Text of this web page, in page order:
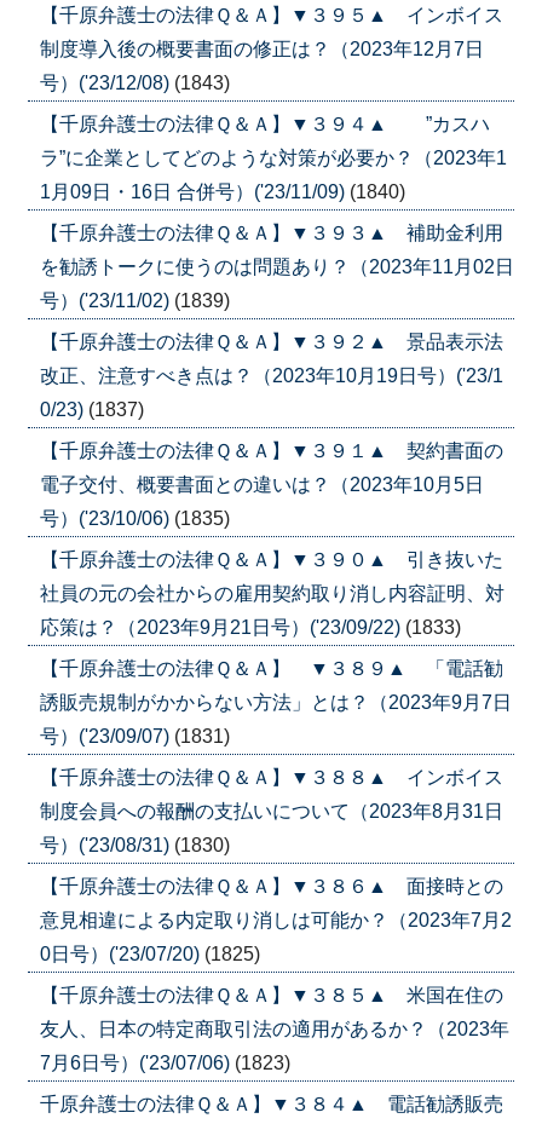
【千原弁護士の法律Ｑ＆Ａ】▼３９５▲ インボイス
制度導入後の概要書面の修正は？（2023年12月7日
号）('23/12/08) (1843)
【千原弁護士の法律Ｑ＆Ａ】▼３９４▲ ”カスハ
ラ”に企業としてどのような対策が必要か？（2023年1
1月09日・16日 合併号）('23/11/09) (1840)
【千原弁護士の法律Ｑ＆Ａ】▼３９３▲ 補助金利用
を勧誘トークに使うのは問題あり？（2023年11月02日
号）('23/11/02) (1839)
【千原弁護士の法律Ｑ＆Ａ】▼３９２▲ 景品表示法
改正、注意すべき点は？（2023年10月19日号）('23/1
0/23) (1837)
【千原弁護士の法律Ｑ＆Ａ】▼３９１▲ 契約書面の
電子交付、概要書面との違いは？（2023年10月5日
号）('23/10/06) (1835)
【千原弁護士の法律Ｑ＆Ａ】▼３９０▲ 引き抜いた
社員の元の会社からの雇用契約取り消し内容証明、対
応策は？（2023年9月21日号）('23/09/22) (1833)
【千原弁護士の法律Ｑ＆Ａ】 ▼３８９▲ 「電話勧
誘販売規制がかからない方法」とは？（2023年9月7日
号）('23/09/07) (1831)
【千原弁護士の法律Ｑ＆Ａ】▼３８８▲ インボイス
制度会員への報酬の支払いについて（2023年8月31日
号）('23/08/31) (1830)
【千原弁護士の法律Ｑ＆Ａ】▼３８６▲ 面接時との
意見相違による内定取り消しは可能か？（2023年7月2
0日号）('23/07/20) (1825)
【千原弁護士の法律Ｑ＆Ａ】▼３８５▲ 米国在住の
友人、日本の特定商取引法の適用があるか？（2023年
7月6日号）('23/07/06) (1823)
千原弁護士の法律Ｑ＆Ａ】▼３８４▲ 電話勧誘販売